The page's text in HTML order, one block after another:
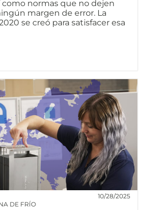
como normas que no dejen
margen de error. La
se creó para satisfacer esa
DE FRÍO
10/28/2025